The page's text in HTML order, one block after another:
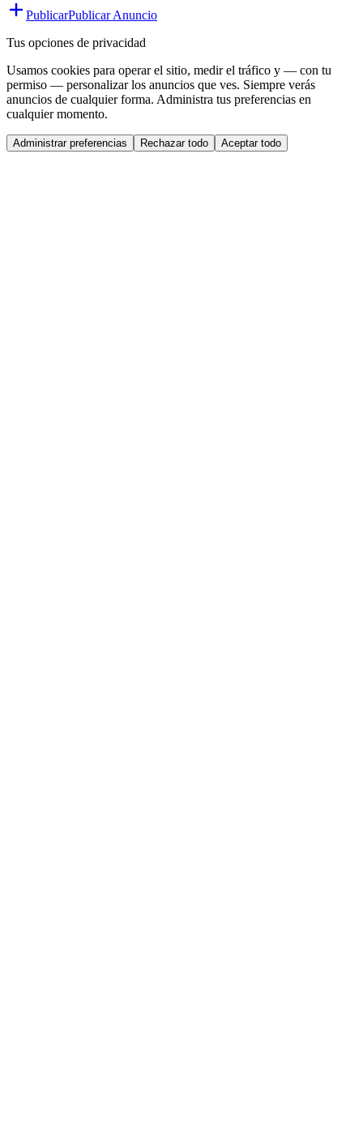
PublicarPublicar Anuncio
Tus opciones de privacidad
Usamos cookies para operar el sitio, medir el tráfico y — con tu
permiso — personalizar los anuncios que ves. Siempre verás
anuncios de cualquier forma. Administra tus preferencias en
cualquier momento.
Administrar preferencias Rechazar todo Aceptar todo